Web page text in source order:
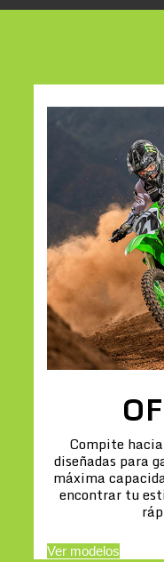
Compite
diseñadas para
máxima
encontrar tu
Ver modelos